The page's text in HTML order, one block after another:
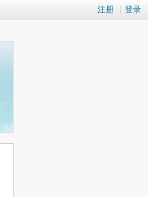
注册 登录